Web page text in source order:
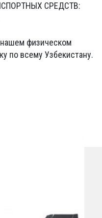
СРЕДСТВ:
физическом
по всему Узбекистану.